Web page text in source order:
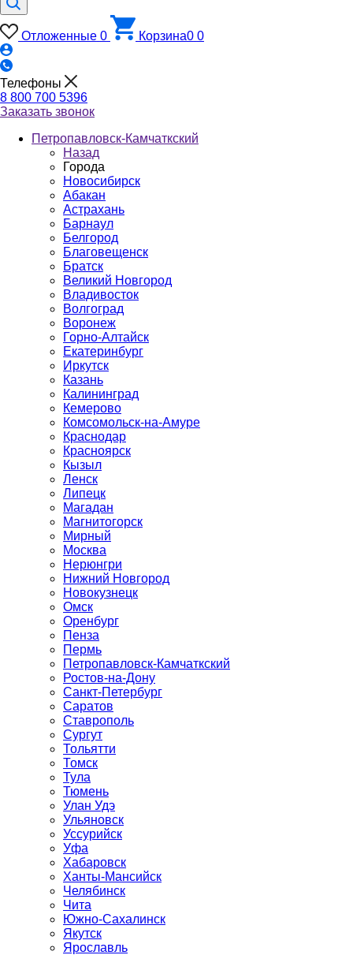
Отложенные 0 Корзина0 0
Телефоны
8 800 700 5396
Заказать звонок
Петропавловск-Камчаткский
Назад
Города
Новосибирск
Абакан
Астрахань
Барнаул
Белгород
Благовещенск
Братск
Великий Новгород
Владивосток
Волгоград
Воронеж
Горно-Алтайск
Екатеринбург
Иркутск
Казань
Калининград
Кемерово
Комсомольск-на-Амуре
Краснодар
Красноярск
Кызыл
Ленск
Липецк
Магадан
Магнитогорск
Мирный
Москва
Нерюнгри
Нижний Новгород
Новокузнецк
Омск
Оренбург
Пенза
Пермь
Петропавловск-Камчаткский
Ростов-на-Дону
Санкт-Петербург
Саратов
Ставрополь
Сургут
Тольятти
Томск
Тула
Тюмень
Улан Удэ
Ульяновск
Уссурийск
Уфа
Хабаровск
Ханты-Мансийск
Челябинск
Чита
Южно-Cахалинск
Якутск
Ярославль